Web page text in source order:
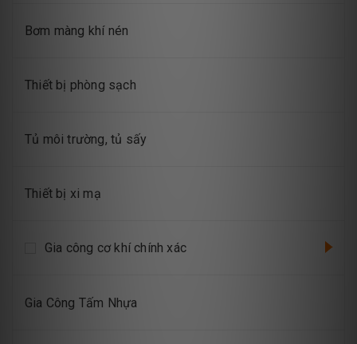
Bơm màng khí nén
Thiết bị phòng sạch
Tủ môi trường, tủ sấy
Thiết bị xi mạ
Gia công cơ khí chính xác
Gia Công Tấm Nhựa